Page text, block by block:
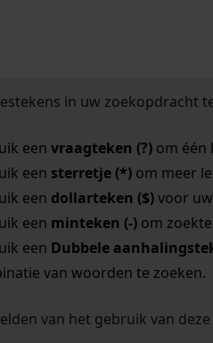
in uw zoekopdracht
een vraagteken (?)om één
een sterretje (*)om meer
een dollarteken ($)voor uw
een minteken (-)om
een Dubbele
van woorden te zoeken.
van het gebruik van